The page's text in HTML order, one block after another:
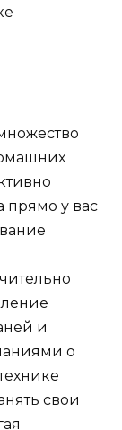
прямо у вас
и
о
свои